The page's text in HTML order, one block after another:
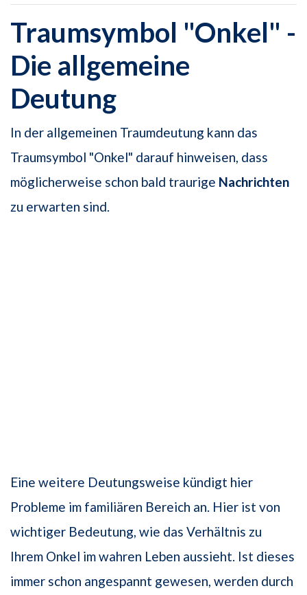
Traumsymbol "Onkel" -
Die allgemeine
Deutung
In der allgemeinen Traumdeutung kann das
Traumsymbol "Onkel" darauf hinweisen, dass
möglicherweise schon bald traurige Nachrichten
zu erwarten sind.
Eine wei­tere Deutungsweise kündigt hier
Probleme im familiären Bereich an. Hier ist von
wichtiger Bedeutung, wie das Verhältnis zu
Ihrem Onkel im wahren Leben aussieht. Ist dieses
immer schon angespannt gewesen, werden durch